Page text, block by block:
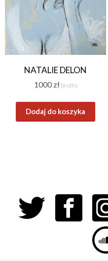
NATALIE DELON
1000 zł brutto
Dodaj do koszyka